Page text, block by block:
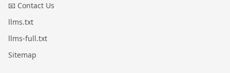
📧 Contact Us
llms.txt
llms-full.txt
Sitemap